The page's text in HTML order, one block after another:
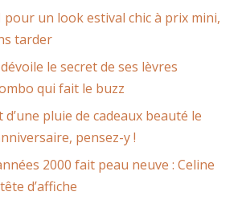
pour un look estival chic à prix mini,
tarder
le secret de ses lèvres
qui fait le buzz
pluie de cadeaux beauté le
pensez-y !
2000 fait peau neuve : Celine
d’affiche